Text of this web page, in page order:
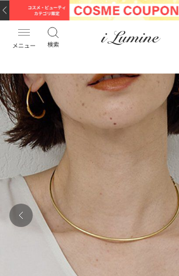
メニュー 検索